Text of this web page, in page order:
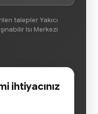
talepler Yakıcı
Isı Merkezi
ihtiyacınız